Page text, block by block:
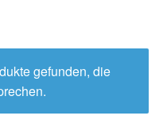
gefunden, die